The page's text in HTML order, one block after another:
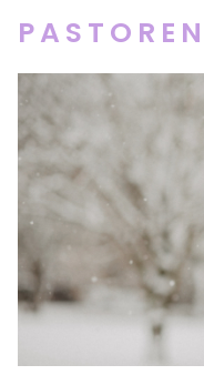
Startseite
Über
Social Media
Newsletter
Impressum/